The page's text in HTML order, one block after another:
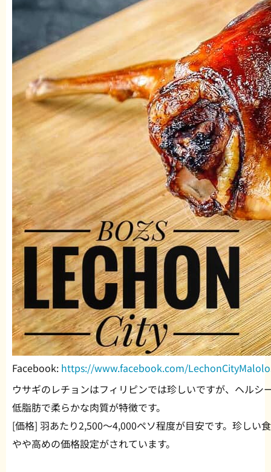
Facebook: https://www.facebook.com/
ウサギのレチョンはフィリピンでは珍しいですが、ヘルシ
低脂肪で柔らかな肉質が特徴です。
[価格] 羽あたり2,500〜4,000ペソ程度が目安です。珍しい
やや高めの価格設定がされています。